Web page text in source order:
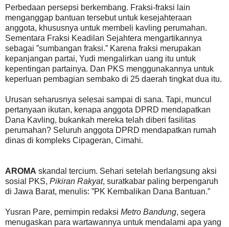
Perbedaan persepsi berkembang. Fraksi-fraksi lain
menganggap bantuan tersebut untuk kesejahteraan
anggota, khususnya untuk membeli kavling perumahan.
Sementara Fraksi Keadilan Sejahtera mengartikannya
sebagai ”sumbangan fraksi.” Karena fraksi merupakan
kepanjangan partai, Yudi mengalirkan uang itu untuk
kepentingan partainya. Dan PKS menggunakannya untuk
keperluan pembagian sembako di 25 daerah tingkat dua itu.
Urusan seharusnya selesai sampai di sana. Tapi, muncul
pertanyaan ikutan, kenapa anggota DPRD mendapatkan
Dana Kavling, bukankah mereka telah diberi fasilitas
perumahan? Seluruh anggota DPRD mendapatkan rumah
dinas di kompleks Cipageran, Cimahi.
AROMA skandal tercium. Sehari setelah berlangsung aksi
sosial PKS, Pikiran Rakyat, suratkabar paling berpengaruh
di Jawa Barat, menulis: ”PK Kembalikan Dana Bantuan.”
Yusran Pare, pemimpin redaksi Metro Bandung, segera
menugaskan para wartawannya untuk mendalami apa yang